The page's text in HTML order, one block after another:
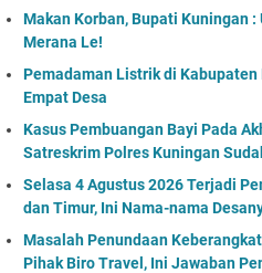
Makan Korban, Bupati Kuningan
Merana Le!
Pemadaman Listrik di
Empat Desa
Kasus Pembuangan Bayi Pada
Satreskrim Polres Kuningan
Selasa 4 Agustus 2026 Terjadi
dan Timur, Ini Nama-nama
Masalah Penundaan
Pihak Biro Travel, Ini Jawaban